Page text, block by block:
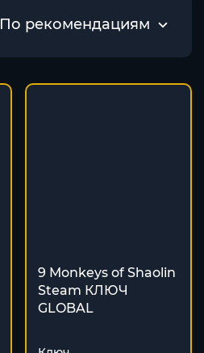
По рекомендациям
9 Monkeys of Shaolin
Steam КЛЮЧ
GLOBAL